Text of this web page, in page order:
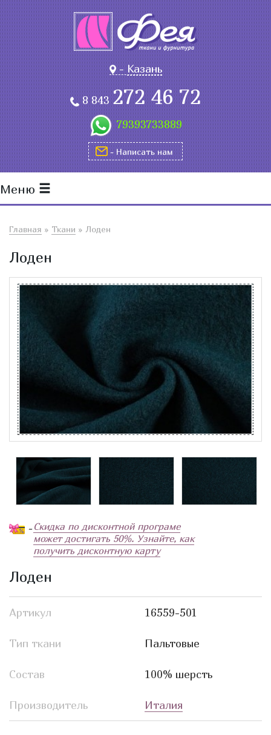
-Казань
8 843272 46 72
79393733889
- Написать нам
Меню
Главная » Ткани » Лоден
Лоден
- Скидка по дисконтной програме
может достигать 50%. Узнайте, как
получить дисконтную карту
Лоден
Артикул 16559-501
Тип ткани Пальтовые
Состав 100% шерсть
Производитель Италия